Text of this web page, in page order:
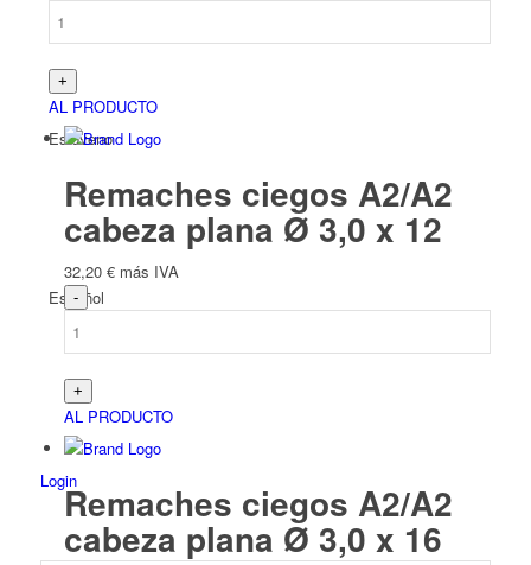
Esloveno
Español
Login
AL PRODUCTO
Remaches ciegos A2/A2
cabeza plana Ø 3,0 x 12
32,20 € más IVA
AL PRODUCTO
Remaches ciegos A2/A2
cabeza plana Ø 3,0 x 16